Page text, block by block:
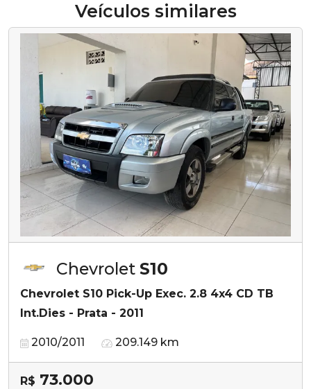
Veículos similares
Chevrolet S10
Chevrolet S10 Pick-Up Exec. 2.8 4x4 CD TB
Int.Dies - Prata - 2011
2010/2011 209.149 km
R$ 73.000